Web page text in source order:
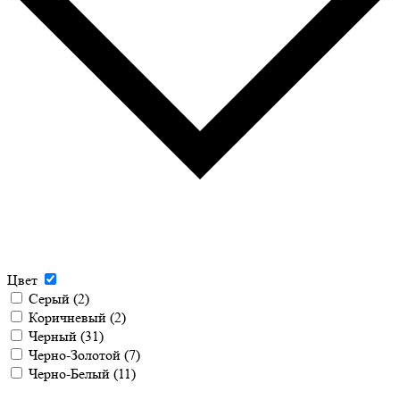
Цвет
Серый (2)
Коричневый (2)
Черный (31)
Черно-Золотой (7)
Черно-Белый (11)